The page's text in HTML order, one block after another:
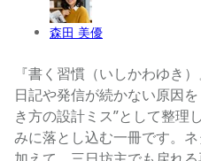
森田 美優
『書く習慣（いしかわゆき
日記や発信が続かない原因
き方の設計ミス”として整理
みに落とし込む一冊です。